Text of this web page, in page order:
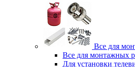
Все для
Все для монтажных
Для установки